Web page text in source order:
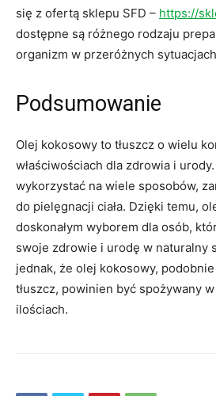
się z ofertą sklepu SFD – https://
dostępne są różnego rodzaju
organizm w przeróżnych
Podsumowanie
Olej kokosowy to tłuszcz o wielu
właściwościach dla zdrowia i
wykorzystać na wiele sposobów,
do pielęgnacji ciała. Dzięki temu,
doskonałym wyborem dla osób,
swoje zdrowie i urodę w naturalny
jednak, że olej kokosowy,
tłuszcz, powinien być spożywany
ilościach.